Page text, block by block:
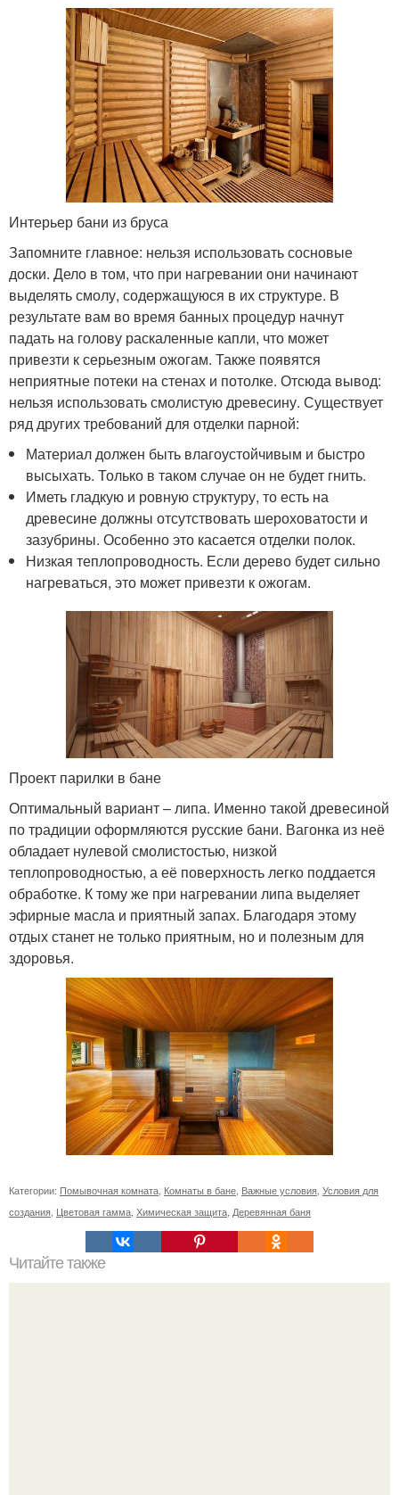
Интерьер бани из бруса
Запомните главное: нельзя использовать сосновые
доски. Дело в том, что при нагревании они начинают
выделять смолу, содержащуюся в их структуре. В
результате вам во время банных процедур начнут
падать на голову раскаленные капли, что может
привезти к серьезным ожогам. Также появятся
неприятные потеки на стенах и потолке. Отсюда вывод:
нельзя использовать смолистую древесину. Существует
ряд других требований для отделки парной:
Материал должен быть влагоустойчивым и быстро
высыхать. Только в таком случае он не будет гнить.
Иметь гладкую и ровную структуру, то есть на
древесине должны отсутствовать шероховатости и
зазубрины. Особенно это касается отделки полок.
Низкая теплопроводность. Если дерево будет сильно
нагреваться, это может привезти к ожогам.
Проект парилки в бане
Оптимальный вариант – липа. Именно такой древесиной
по традиции оформляются русские бани. Вагонка из неё
обладает нулевой смолистостью, низкой
теплопроводностью, а её поверхность легко поддается
обработке. К тому же при нагревании липа выделяет
эфирные масла и приятный запах. Благодаря этому
отдых станет не только приятным, но и полезным для
здоровья.
Категории: Помывочная комната Комнаты в бане Важные условия Условия для
создания Цветовая гамма Химическая защита Деревянная баня
Читайте также